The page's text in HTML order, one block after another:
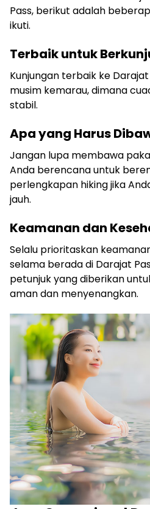
Pass, berikut adalah
ikuti.
Terbaik untuk
Kunjungan terbaik ke
musim kemarau, dimana
stabil.
Apa yang Harus
Jangan lupa membawa
Anda berencana untuk
perlengkapan hiking jika
jauh.
Keamanan dan
Selalu prioritaskan
selama berada di Darajat
petunjuk yang diberikan
aman dan menyenangkan.